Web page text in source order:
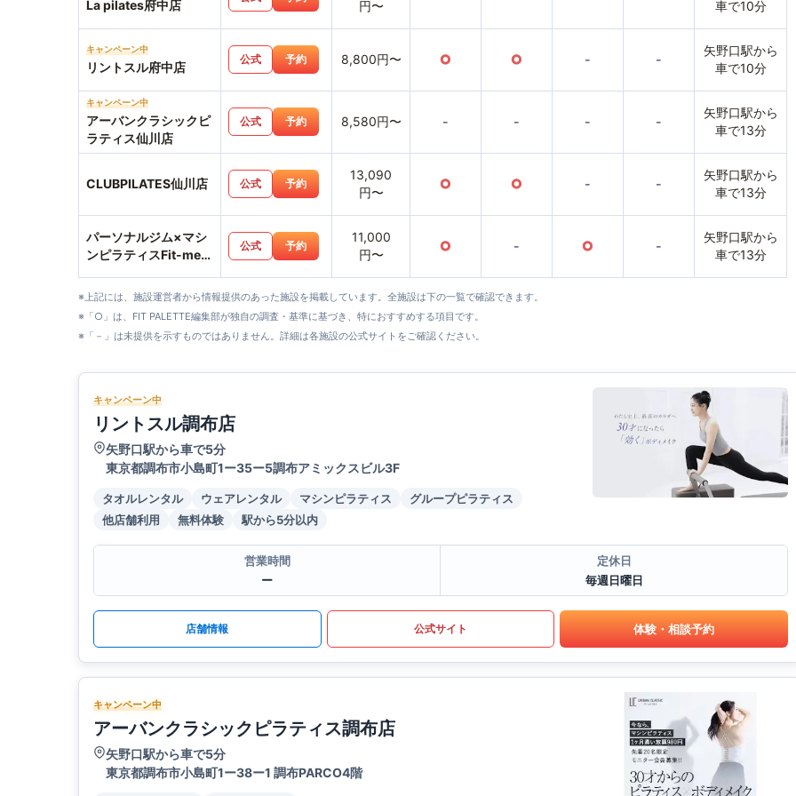
La pilates府中店 円〜 車で10分
キャンペーン中
リントスル府中店
公式 予約 8,800円〜 ○ ○ - -
矢野口駅から
車で10分
キャンペーン中
アーバンクラシックピ
ラティス仙川店
公式 予約 8,580円〜 - - - -
矢野口駅から
車で13分
CLUBPILATES仙川店 公式 予約
13,090
円〜
○ ○ - -
矢野口駅から
車で13分
パーソナルジム×マシ
ンピラティスFit-me武
公式 予約
11,000
円〜
○ - ○ -
矢野口駅から
車で13分
※上記には、施設運営者から情報提供のあった施設を掲載しています。全施設は下の一覧で確認できます。
※「○」は、FIT PALETTE編集部が独自の調査・基準に基づき、特におすすめする項目です。
※「－」は未提供を示すものではありません。詳細は各施設の公式サイトをご確認ください。
キャンペーン中
リントスル調布店
矢野口駅から車で5分
東京都調布市小島町1ー35ー5調布アミックスビル3F
タオルレンタル ウェアレンタル マシンピラティス
グループピラティス
他店舗利用
無料体験 駅から5分以内
営業時間
ー
定休日
毎週日曜日
店舗情報 公式サイト 体験・相談予約
キャンペーン中
アーバンクラシックピラティス調布店
矢野口駅から車で5分
東京都調布市小島町1ー38ー1 調布PARCO4階